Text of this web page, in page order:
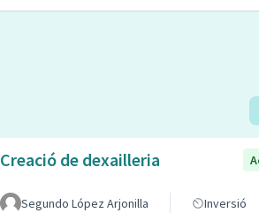
Creació de dexailleria
Segundo López Arjonilla
Inversió